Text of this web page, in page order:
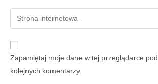
Zapamiętaj moje dane w tej przeglądarce
kolejnych komentarzy.